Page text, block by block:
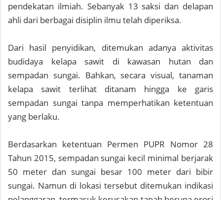
pendekatan ilmiah. Sebanyak 13 saksi dan delapan
ahli dari berbagai disiplin ilmu telah diperiksa.
Dari hasil penyidikan, ditemukan adanya aktivitas
budidaya kelapa sawit di kawasan hutan dan
sempadan sungai. Bahkan, secara visual, tanaman
kelapa sawit terlihat ditanam hingga ke garis
sempadan sungai tanpa memperhatikan ketentuan
yang berlaku.
Berdasarkan ketentuan Permen PUPR Nomor 28
Tahun 2015, sempadan sungai kecil minimal berjarak
50 meter dan sungai besar 100 meter dari bibir
sungai. Namun di lokasi tersebut ditemukan indikasi